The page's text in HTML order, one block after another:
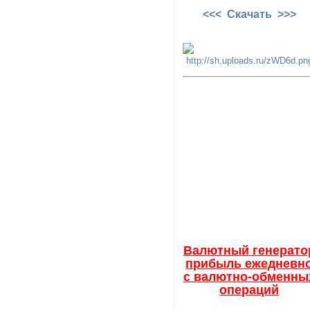
<<< Скачать >>>
Валютный
прибыль
с валютно-
операций